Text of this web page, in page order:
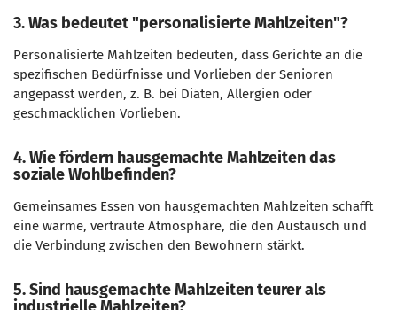
3. Was bedeutet "personalisierte Mahlzeiten"?
Personalisierte Mahlzeiten bedeuten, dass Gerichte an die
spezifischen Bedürfnisse und Vorlieben der Senioren
angepasst werden, z. B. bei Diäten, Allergien oder
geschmacklichen Vorlieben.
4. Wie fördern hausgemachte Mahlzeiten das
soziale Wohlbefinden?
Gemeinsames Essen von hausgemachten Mahlzeiten schafft
eine warme, vertraute Atmosphäre, die den Austausch und
die Verbindung zwischen den Bewohnern stärkt.
5. Sind hausgemachte Mahlzeiten teurer als